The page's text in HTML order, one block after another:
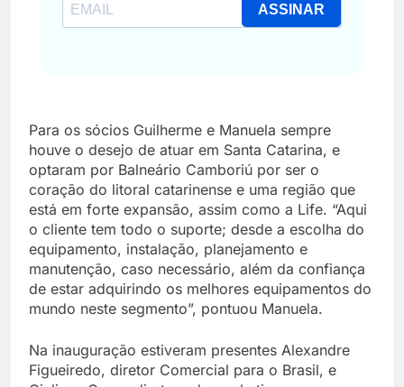
ASSINAR
Para os sócios Guilherme e Manuela sempre
houve o desejo de atuar em Santa Catarina, e
optaram por Balneário Camboriú por ser o
coração do litoral catarinense e uma região que
está em forte expansão, assim como a Life. “Aqui
o cliente tem todo o suporte; desde a escolha do
equipamento, instalação, planejamento e
manutenção, caso necessário, além da confiança
de estar adquirindo os melhores equipamentos do
mundo neste segmento”, pontuou Manuela.
Na inauguração estiveram presentes Alexandre
Figueiredo, diretor Comercial para o Brasil, e